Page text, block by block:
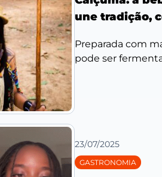
une tradição,
Preparada com
pode ser
23/07/2025
GASTRONOMIA